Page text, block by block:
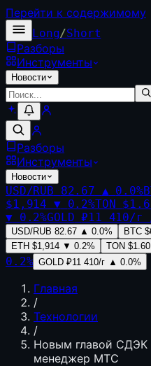
Перейти к содержимому
Long/Short
Разборы
Инструменты
Новости
Разборы
Инструменты
Новости
USD/RUB 82.67 ▲ 0.0%
$1,914 ▼ 0.2%TON
▼ 0.2%GOLD ₽11 410/г
USD/RUB 82.67 ▲ 0.0% BTC
ETH $1,914 ▼ 0.2% TON $1.60
0.2% GOLD ₽11 410/г ▲ 0.0%
Главная
/
Технологии
/
Новым главой СДЭК
менеджер МТС